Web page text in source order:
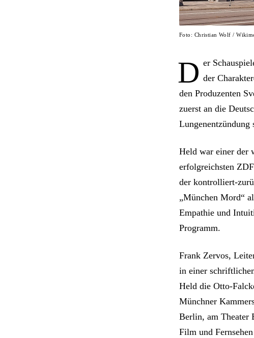
Foto: Christian Wolf /
D er
der
den Produzenten
zuerst an die
Lungenentzündung
Held war einer der
erfolgreichsten
der kontrolliert-
„München Mord“
Empathie und
Programm.
Frank Zervos,
in einer
Held die Otto-
Münchner
Berlin, am Theater
Film und